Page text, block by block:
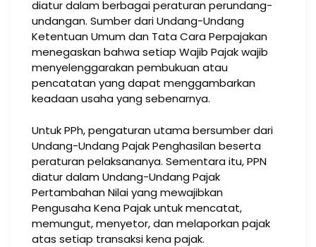
diatur dalam berbagai peraturan perundang-
undangan. Sumber dari Undang-Undang
Ketentuan Umum dan Tata Cara Perpajakan
menegaskan bahwa setiap Wajib Pajak wajib
menyelenggarakan pembukuan atau
pencatatan yang dapat menggambarkan
keadaan usaha yang sebenarnya.
Untuk PPh, pengaturan utama bersumber dari
Undang-Undang Pajak Penghasilan beserta
peraturan pelaksananya. Sementara itu, PPN
diatur dalam Undang-Undang Pajak
Pertambahan Nilai yang mewajibkan
Pengusaha Kena Pajak untuk mencatat,
memungut, menyetor, dan melaporkan pajak
atas setiap transaksi kena pajak.